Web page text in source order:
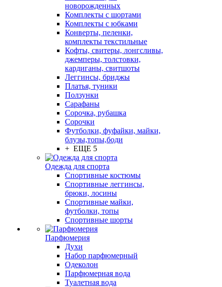
новорожденных
Комплекты с шортами
Комплекты с юбками
Конверты, пеленки,
комплекты текстильные
Кофты, свитеры, лонгсливы,
джемперы, толстовки,
кардиганы, свитшоты
Леггинсы, бриджы
Платья, туники
Ползунки
Сарафаны
Сорочка, рубашка
Сорочки
Футболки, фуфайки, майки,
блузы,топы,боди
+ ЕЩЕ 5
Одежда для спорта
Спортивные костюмы
Спортивные леггинсы,
брюки, лосины
Спортивные майки,
футболки, топы
Спортивные шорты
Парфюмерия
Духи
Набор парфюмерный
Одеколон
Парфюмерная вода
Туалетная вода